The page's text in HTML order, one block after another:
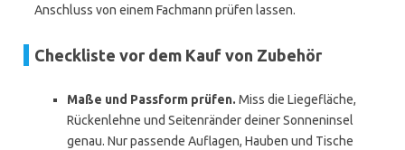
Anschluss von einem Fachmann prüfen lassen.
Checkliste vor dem Kauf von Zubehör
Maße und Passform prüfen. Miss die Liegefläche,
Rückenlehne und Seitenränder deiner Sonneninsel
genau. Nur passende Auflagen, Hauben und Tische